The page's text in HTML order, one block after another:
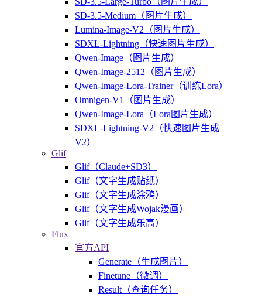
SD-3.5-Medium（图片生成）
Lumina-Image-V2（图片生成）
SDXL-Lightning（快速图片生成）
Qwen-Image（图片生成）
Qwen-Image-2512（图片生成）
Qwen-Image-Lora-Trainer（训练Lora）
Omnigen-V1（图片生成）
Qwen-Image-Lora（Lora图片生成）
SDXL-Lightning-V2（快速图片生成
V2）
Glif
Glif（Claude+SD3）
Glif（文字生成贴纸）
Glif（文字生成涂鸦）
Glif（文字生成Wojak漫画）
Glif（文字生成乐高）
Flux
官方API
Generate（生成图片）
Finetune（微调）
Result（查询任务）